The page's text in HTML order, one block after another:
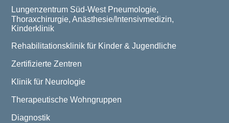
Lungenzentrum Süd-West Pneumologie,
Thoraxchirurgie, Anästhesie/Intensivmedizin,
Kinderklinik
Rehabilitationsklinik für Kinder & Jugendliche
Zertifizierte Zentren
Klinik für Neurologie
Therapeutische Wohngruppen
Diagnostik